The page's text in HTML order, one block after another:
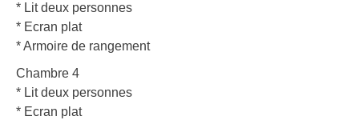
* Lit deux personnes
* Ecran plat
* Armoire de rangement
Chambre 4
* Lit deux personnes
* Ecran plat